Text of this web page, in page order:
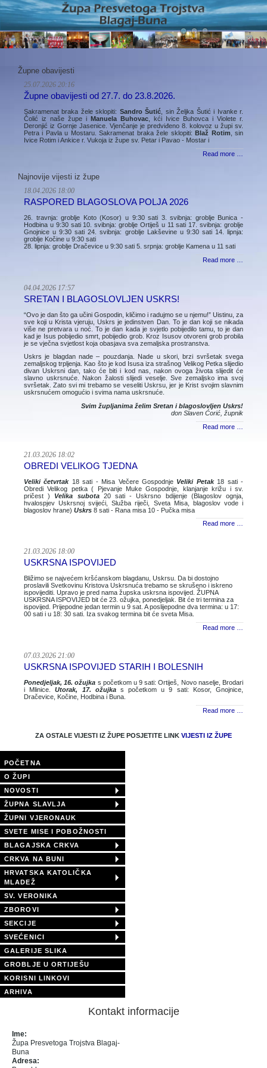
Župne obavijesti
25.07.2026 20:16
Župne obavijesti od 27.7. do 23.8.2026.
Sakramenat braka žele sklopiti: Sandro Šutić , sin Željka Šutić i Ivanke r.
Čolić iz naše župe i
Manuela Buhovac , kći Ivice Buhovca i Violete r.
Deronjić iz Gornje Jasenice. Vjenčanje je predviđeno 8. kolovoz u župi sv.
Petra i Pavla u Mostaru. Sakramenat braka žele sklopiti: Blaž Rotim , sin
Ivice Rotim i Ankice r. Vukoja iz župe sv. Petar i Pavao - Mostar i
Read more …
Najnovije vijesti iz župe
18.04.2026 18:00
RASPORED BLAGOSLOVA POLJA 2026
26. travnja: groblje Koto (Kosor) u 9:30 sati 3. svibnja: groblje Bunica -
Hodbina u 9:30 sati 10. svibnja: groblje Ortiješ u 11 sati 17. svibnja: groblje
Gnojnice u 9:30 sati 24. svibnja: groblje Lakševine u 9:30 sati 14. lipnja:
groblje Kočine u 9:30 sati
28. lipnja: groblje Dračevice u 9:30 sati 5. srpnja: groblje Kamena u 11 sati
Read more …
04.04.2026 17:57
SRETAN I BLAGOSLOVLJEN USKRS!
“Ovo je dan što ga učini Gospodin, kličimo i radujmo se u njemu!” Uistinu, za
sve koji u Krista vjeruju, Uskrs je jedinstven Dan. To je dan koji se nikada
više ne pretvara u noć. To je dan kada je svjetlo pobijedilo tamu, to je dan
kad je Isus pobijedio smrt, pobijedio grob. Kroz Isusov otvoreni grob probila
je se vječna svjetlost koja obasjava sva zemaljska prostranstva.
Uskrs je blagdan nade – pouzdanja. Nade u skori, brzi svršetak svega
zemaljskog trpljenja. Kao što je kod Isusa iza strašnog Velikog Petka slijedio
divan Uskrsni dan, tako će biti i kod nas, nakon ovoga života slijedit će
slavno uskrsnuće. Nakon žalosti slijedi veselje. Sve zemaljsko ima svoj
svršetak. Zato svi mi trebamo se veseliti Uskrsu, jer je Krist svojim slavnim
uskrsnućem omogućio i svima nama uskrsnuće.
Svim župljanima želim Sretan i blagoslovljen Uskrs!
don Slaven Ćorić, župnik
Read more …
21.03.2026 18:02
OBREDI VELIKOG TJEDNA
Veliki četvrtak 18 sati - Misa Večere Gospodnje Veliki Petak 18 sati -
Obredi Velikog petka ( Pjevanje Muke Gospodnje, klanjanje križu i sv.
pričest ) Velika subota 20 sati - Uskrsno bdijenje (Blagoslov ognja,
hvalospjev Uskrsnoj svijeći, Služba riječi, Sveta Misa, blagoslov vode i
blagoslov hrane) Uskrs 8 sati - Rana misa 10 - Pučka misa
Read more …
21.03.2026 18:00
USKRSNA ISPOVIJED
Bližimo se najvećem kršćanskom blagdanu, Uskrsu. Da bi dostojno
proslavili Svetkovinu Kristova Uskrsnuća trebamo se skrušeno i iskreno
ispovijediti. Upravo je pred nama župska uskrsna ispovijed. ŽUPNA
USKRSNA ISPOVIJED bit će 23. ožujka, ponedjeljak. Bit će tri termina za
ispovijed. Prijepodne jedan termin u 9 sat. A poslijepodne dva termina: u 17:
00 sati i u 18: 30 sati. Iza svakog termina bit će sveta Misa.
Read more …
07.03.2026 21:00
USKRSNA ISPOVIJED STARIH I BOLESNIH
Ponedjeljak, 16. ožujka s početkom u 9 sati: Ortiješ, Novo naselje, Brodari
i Mlinice.Utorak, 17. ožujka s početkom u 9 sati: Kosor, Gnojnice,
Dračevice, Kočine, Hodbina i Buna.
Read more …
ZA OSTALE VIJESTI IZ ŽUPE POSJETITE LINK VIJESTI IZ ŽUPE
POČETNA
O ŽUPI
NOVOSTI
ŽUPNA SLAVLJA
ŽUPNI VJERONAUK
SVETE MISE I POBOŽNOSTI
BLAGAJSKA CRKVA
CRKVA NA BUNI
HRVATSKA KATOLIČKA
MLADEŽ
SV. VERONIKA
ZBOROVI
SEKCIJE
SVEĆENICI
GALERIJE SLIKA
GROBLJE U ORTIJEŠU
KORISNI LINKOVI
ARHIVA
Kontakt informacije
Ime:
Župa Presvetoga Trojstva Blagaj-
Buna
Adresa: